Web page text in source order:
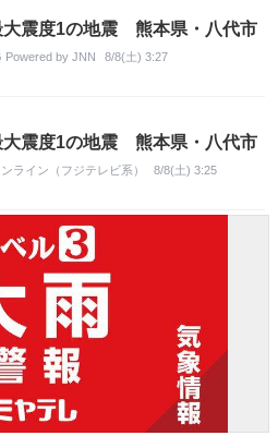
大震度1の地震 熊本県・八代市
Powered by JNN 8/8(土) 3:27
大震度1の地震 熊本県・八代市
ライン（フジテレビ系） 8/8(土) 3:25